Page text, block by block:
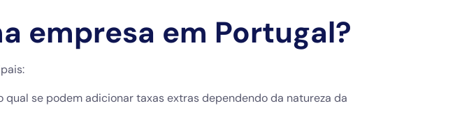
empresa em Portugal?
se podem adicionar taxas extras dependendo da natureza da